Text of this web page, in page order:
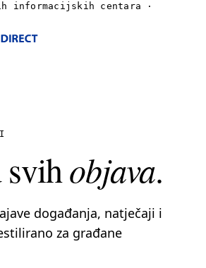
informacijskih centara ·
svihobjava.
događanja, natječaji i
za građane